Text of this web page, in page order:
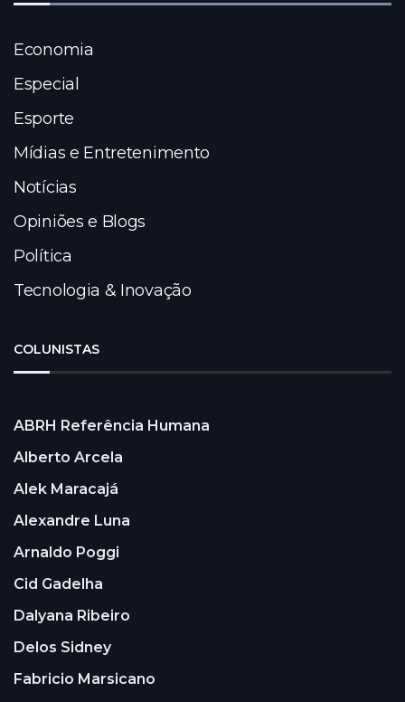
Economia
Especial
Esporte
Mídias e Entretenimento
Notícias
Opiniões e Blogs
Política
Tecnologia & Inovação
COLUNISTAS
ABRH Referência Humana
Alberto Arcela
Alek Maracajá
Alexandre Luna
Arnaldo Poggi
Cid Gadelha
Dalyana Ribeiro
Delos Sidney
Fabricio Marsicano